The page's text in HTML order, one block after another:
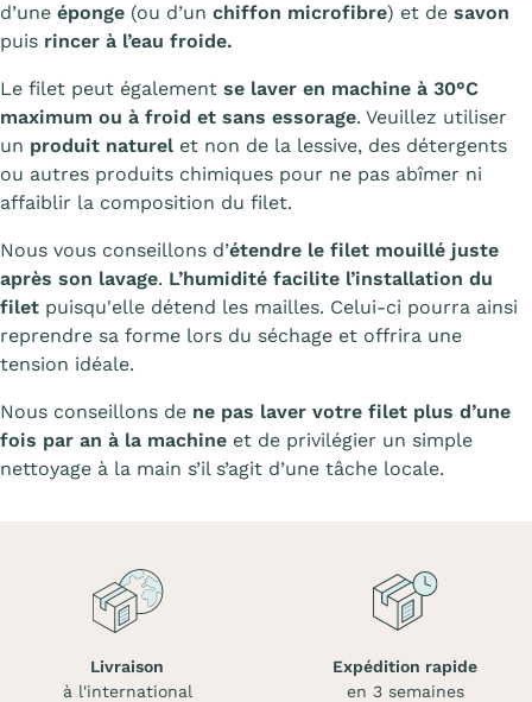
d’une éponge (ou d’un chiffon microfibre) et de savon
puis rincer à l’eau froide.
Le filet peut également se laver en machine à 30°C
maximum ou à froid et sans essorage. Veuillez utiliser
un produit naturel et non de la lessive, des détergents
ou autres produits chimiques pour ne pas abîmer ni
affaiblir la composition du filet.
Nous vous conseillons d’étendre le filet mouillé juste
après son lavage. L’humidité facilite l’installation du
filet puisqu'elle détend les mailles. Celui-ci pourra ainsi
reprendre sa forme lors du séchage et offrira une
tension idéale.
Nous conseillons de ne pas laver votre filet plus d’une
fois par an à la machine et de privilégier un simple
nettoyage à la main s’il s’agit d’une tâche locale.
Livraison
à l'international
Expédition rapide
en 3 semaines